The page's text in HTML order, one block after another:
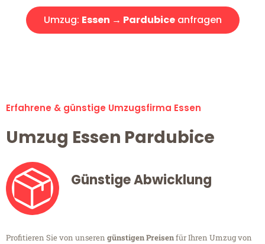
Umzug: Essen → Pardubiceanfragen
Erfahrene & günstige Umzugsfirma Essen
Umzug Essen Pardubice
Günstige Abwicklung
Profitieren Sie von unseren günstigen Preisenfür Ihren Umzug von